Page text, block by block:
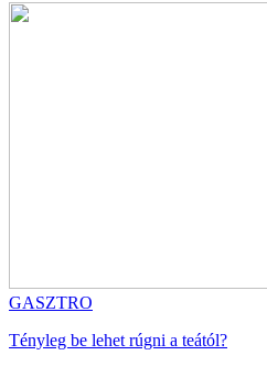
GASZTRO
Tényleg be lehet rúgni a teától?